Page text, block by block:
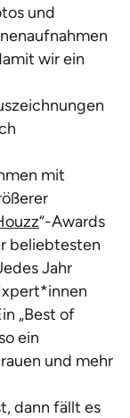
und
wir ein
mit
“-Awards
beliebtesten
Jahr
„Best of
ein
und mehr
dann fällt es